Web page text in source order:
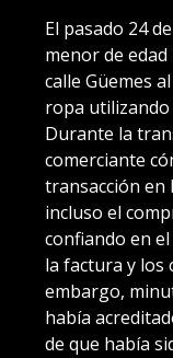
El pasado 24
menor de
calle Güemes
ropa utilizando
Durante la
comerciante
transacción
incluso el
confiando en
la factura y los
embargo,
había
de que había